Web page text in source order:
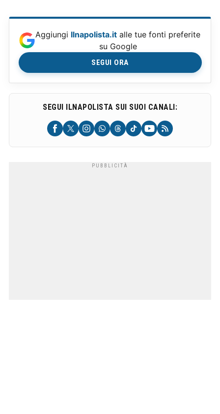
Aggiungi Ilnapolista.it alle tue fonti preferite
su Google
SEGUI ORA
SEGUI ILNAPOLISTA SUI SUOI CANALI: